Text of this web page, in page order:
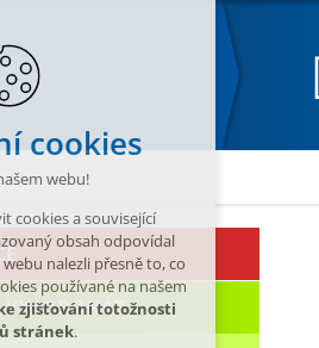
POLYKARBONÁT
cookies
webu!
cookies a související
obsah odpovídal
nalezli přesně to, co
používané na našem
zjišťování totožnosti
stránek.